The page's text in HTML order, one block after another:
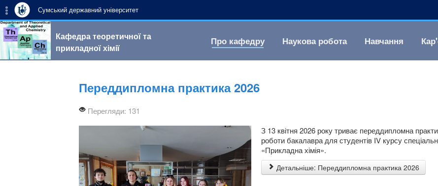
Сумський державний університет
Кафедра теоретичної та
прикладної хімії
Про кафедру Наукова робота Навчання
Переддипломна практика 2026
Перегляди: 131
З 13 квітня 2026 року триває переддипломна
роботи бакалавра для студентів IV курсу
«Прикладна хімія».
Детальніше: Переддипломна практика 2026